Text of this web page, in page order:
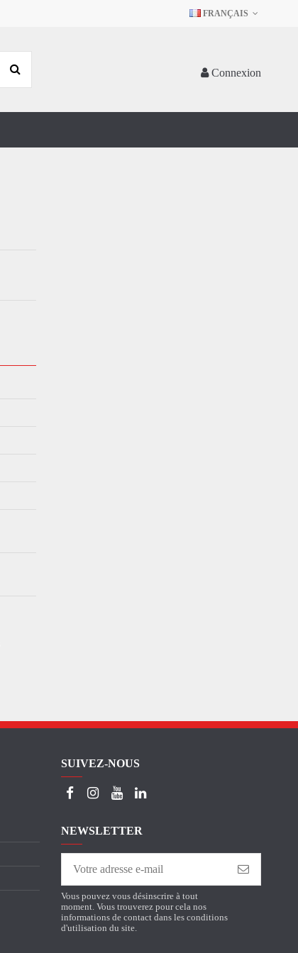
FRANÇAIS
Connexion
SUIVEZ-NOUS
NEWSLETTER
Vous pouvez vous désinscrire à tout
moment. Vous trouverez pour cela nos
informations de contact dans les conditions
d'utilisation du site.